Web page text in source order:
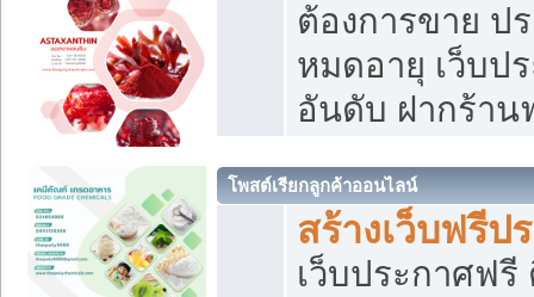
ต้องการขาย ป
หมดอายุ เว็บป
อันดับ ฝากร้าน
โพสต์เรียกลูกค้าออนไลน์
สร้างเว็บฟรีป
เว็บประกาศฟ